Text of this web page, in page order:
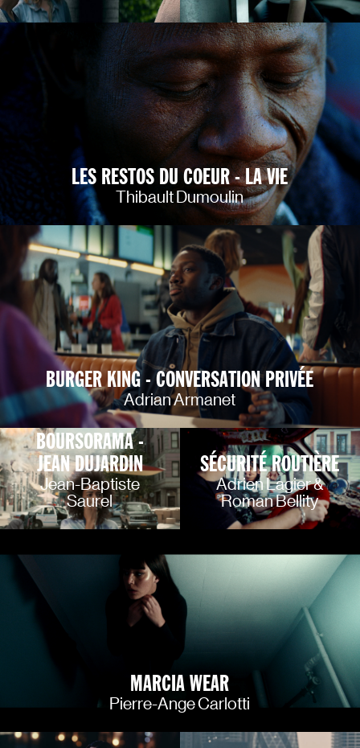
LES RESTOS DU COEUR - LA VIE
Thibault Dumoulin
BURGER KING - CONVERSATION PRIVÉE
Adrian Armanet
BOURSORAMA -
JEAN DUJARDIN
Jean-Baptiste
Saurel
SÉCURITÉ ROUTIÈRE
Adrien Lagier &
Roman Bellity
MARCIA WEAR
Pierre-Ange Carlotti